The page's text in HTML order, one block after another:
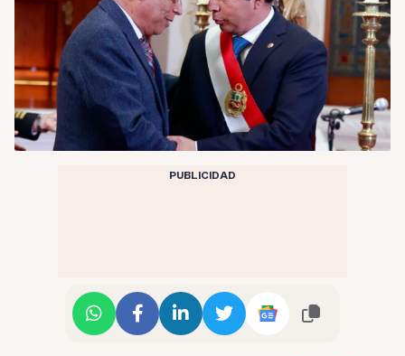
PUBLICIDAD